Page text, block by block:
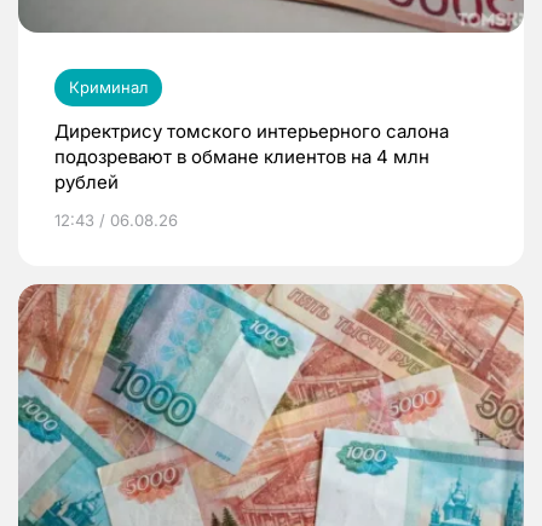
Криминал
Директрису томского интерьерного салона
подозревают в обмане клиентов на 4 млн
рублей
12:43 / 06.08.26